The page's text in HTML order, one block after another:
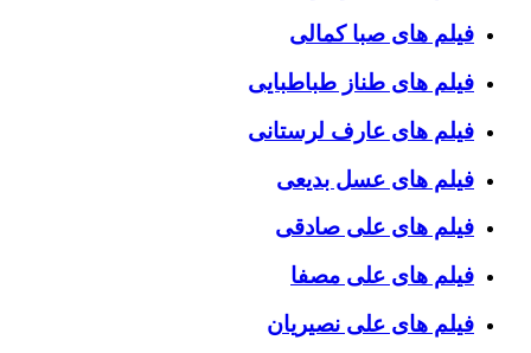
فیلم های صبا کمالی
فیلم های طناز طباطبایی
فیلم های عارف لرستانی
فیلم های عسل بدیعی
فیلم های علی صادقی
فیلم های علی مصفا
فیلم های علی نصیریان